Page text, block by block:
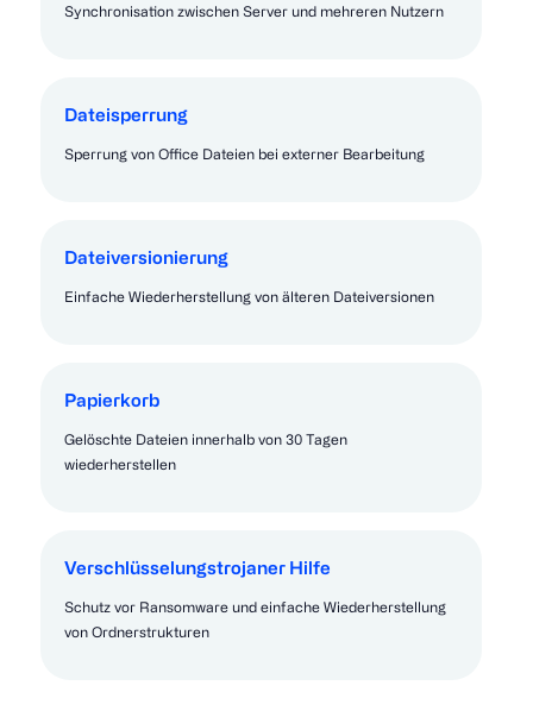
Synchronisation zwischen Server und mehreren Nutzern
Dateisperrung
Sperrung von Office Dateien bei externer Bearbeitung
Dateiversionierung
Einfache Wiederherstellung von älteren Dateiversionen
Papierkorb
Gelöschte Dateien innerhalb von 30 Tagen
wiederherstellen
Verschlüsselungstrojaner Hilfe
Schutz vor Ransomware und einfache Wiederherstellung
von Ordnerstrukturen